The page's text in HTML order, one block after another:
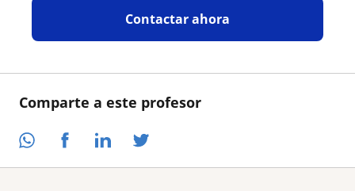
Comparte a este profesor
Contactar ahora